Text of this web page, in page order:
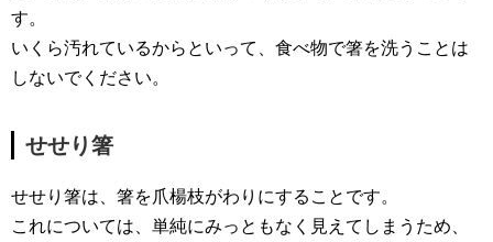
す。
いくら汚れているからといって、食べ物で箸を洗うことは
しないでください。
せせり箸
せせり箸は、箸を爪楊枝がわりにすることです。
これについては、単純にみっともなく見えてしまうため、